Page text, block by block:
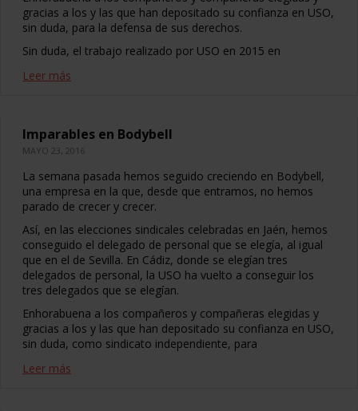
gracias a los y las que han depositado su confianza en USO,
sin duda, para la defensa de sus derechos.
Sin duda, el trabajo realizado por USO en 2015 en
Leer más
Imparables en Bodybell
MAYO 23, 2016
La semana pasada hemos seguido creciendo en Bodybell,
una empresa en la que, desde que entramos, no hemos
parado de crecer y crecer.
Así, en las elecciones sindicales celebradas en Jaén, hemos
conseguido el delegado de personal que se elegía, al igual
que en el de Sevilla. En Cádiz, donde se elegían tres
delegados de personal, la USO ha vuelto a conseguir los
tres delegados que se elegían.
Enhorabuena a los compañeros y compañeras elegidas y
gracias a los y las que han depositado su confianza en USO,
sin duda, como sindicato independiente, para
Leer más